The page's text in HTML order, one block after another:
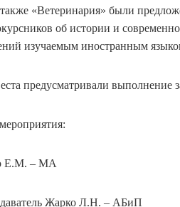
«Ветеринария» были
об истории и
изучаемым иностранным
предусматривали
Е.М. – МА
Жарко Л.Н. – АБиП